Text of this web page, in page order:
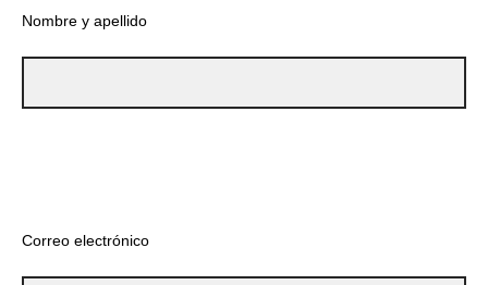
Nombre y apellido
Correo electrónico